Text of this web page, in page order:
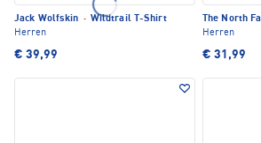
Jack Wolfskin · Wildtrail T-Shirt
Herren
€ 39,99
The North
Herren
€ 31,99